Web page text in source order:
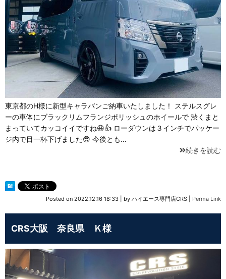
東京都のH様に新型キャラバンご納車いたしました！ ステルスグレ
ーの車体にブラックリムフランジポリッシュのホイールで 渋くまと
まっていてカッコイイですね😆👍 ローダウンは３インチでパッケー
ジ内で目一杯下げました😎 今後とも…
続きを読む
Posted on 2022.12.16 18:33 by ハイエース専門店CRS Perma Link
CRS大阪 奈良県 Ｋ様